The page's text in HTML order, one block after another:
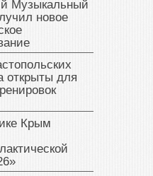
Музыкальный
новое
открыты для
Крым